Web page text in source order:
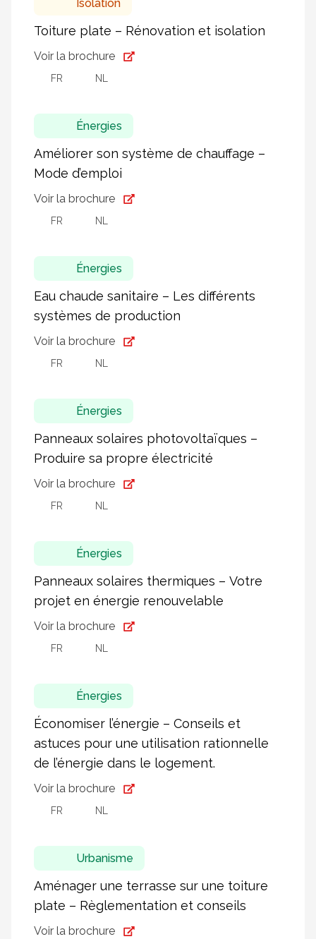
Isolation
Toiture plate – Rénovation et isolation
Voir la brochure
FR NL
Énergies
Améliorer son système de chauffage –
Mode d’emploi
Voir la brochure
FR NL
Énergies
Eau chaude sanitaire – Les différents
systèmes de production
Voir la brochure
FR NL
Énergies
Panneaux solaires photovoltaïques –
Produire sa propre électricité
Voir la brochure
FR NL
Énergies
Panneaux solaires thermiques – Votre
projet en énergie renouvelable
Voir la brochure
FR NL
Énergies
Économiser l’énergie – Conseils et
astuces pour une utilisation rationnelle
de l’énergie dans le logement.
Voir la brochure
FR NL
Urbanisme
Aménager une terrasse sur une toiture
plate – Règlementation et conseils
Voir la brochure